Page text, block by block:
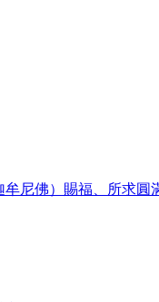
牟尼佛）賜福、所求圓